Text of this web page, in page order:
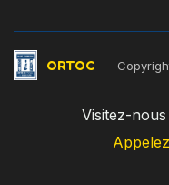
ORTOC
Visitez-nous